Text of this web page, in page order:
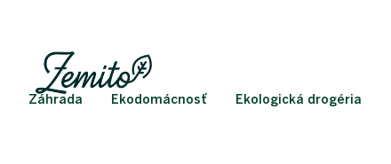
Záhrada Ekodomácnosť Ekologická drogéria